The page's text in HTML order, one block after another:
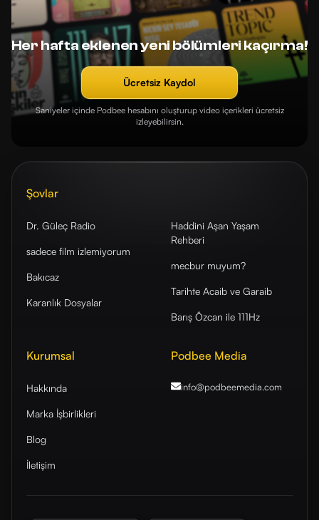
Her hafta eklenen yeni bölümleri kaçırma!
Ücretsiz Kaydol
Saniyeler içinde Podbee hesabını oluşturup video içerikleri ücretsiz
izleyebilirsin.
Şovlar
Dr. Güleç Radio
sadece film izlemiyorum
Bakıcaz
Karanlık Dosyalar
Haddini Aşan Yaşam
Rehberi
mecbur muyum?
Tarihte Acaib ve Garaib
Barış Özcan ile 111Hz
Kurumsal
Hakkında
Marka İşbirlikleri
Blog
İletişim
Podbee Media
info@podbeemedia.com